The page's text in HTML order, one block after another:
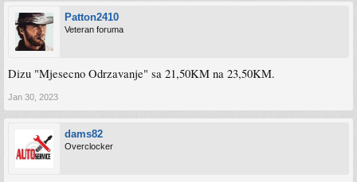
Patton2410
Veteran foruma
Dizu "Mjesecno Odrzavanje" sa 21,50KM na 23,50KM.
Jan 30, 2023
dams82
Overclocker